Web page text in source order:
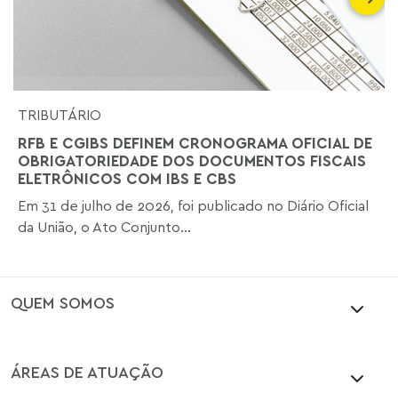
TRIBUTÁRIO
RFB E CGIBS DEFINEM CRONOGRAMA OFICIAL DE
OBRIGATORIEDADE DOS DOCUMENTOS FISCAIS
ELETRÔNICOS COM IBS E CBS
Em 31 de julho de 2026, foi publicado no Diário Oficial
da União, o Ato Conjunto...
QUEM SOMOS
ÁREAS DE ATUAÇÃO